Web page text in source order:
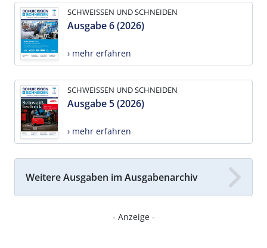
SCHWEISSEN UND SCHNEIDEN
Ausgabe 6 (2026)
› mehr erfahren
SCHWEISSEN UND SCHNEIDEN
Ausgabe 5 (2026)
› mehr erfahren
Weitere Ausgaben im Ausgabenarchiv
- Anzeige -